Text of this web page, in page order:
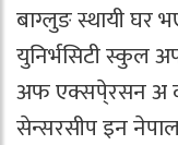
बाग्लुङ स्थायी घर
युनिर्भसिटी स्कुल
अफ एक्सपे्रसन अ
सेन्सरसीप इन नेपाल